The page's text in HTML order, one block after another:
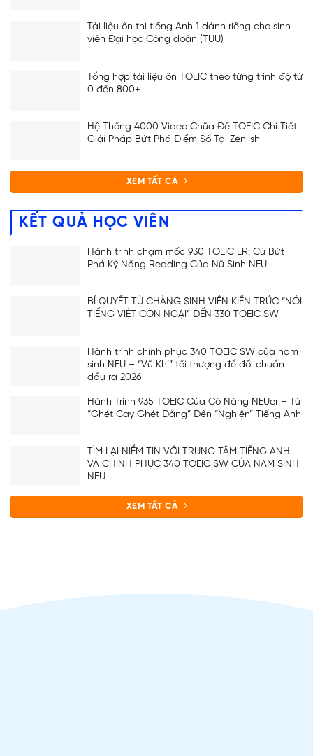
Tài liệu ôn thi tiếng Anh 1 dành riêng cho sinh
viên Đại học Công đoàn (TUU)
Tổng hợp tài liệu ôn TOEIC theo từng trình độ từ
0 đến 800+
Hệ Thống 4000 Video Chữa Đề TOEIC Chi Tiết:
Giải Pháp Bứt Phá Điểm Số Tại Zenlish
XEM TẤT CẢ
KẾT QUẢ HỌC VIÊN
Hành trình chạm mốc 930 TOEIC LR: Cú Bứt
Phá Kỹ Năng Reading Của Nữ Sinh NEU
BÍ QUYẾT TỪ CHÀNG SINH VIÊN KIẾN TRÚC “NÓI
TIẾNG VIỆT CÒN NGẠI” ĐẾN 330 TOEIC SW
Hành trình chinh phục 340 TOEIC SW của nam
sinh NEU – “Vũ Khí” tối thượng để đổi chuẩn
đầu ra 2026
Hành Trình 935 TOEIC Của Cô Nàng NEUer – Từ
“Ghét Cay Ghét Đắng” Đến “Nghiện” Tiếng Anh
TÌM LẠI NIỀM TIN VỚI TRUNG TÂM TIẾNG ANH
VÀ CHINH PHỤC 340 TOEIC SW CỦA NAM SINH
NEU
XEM TẤT CẢ